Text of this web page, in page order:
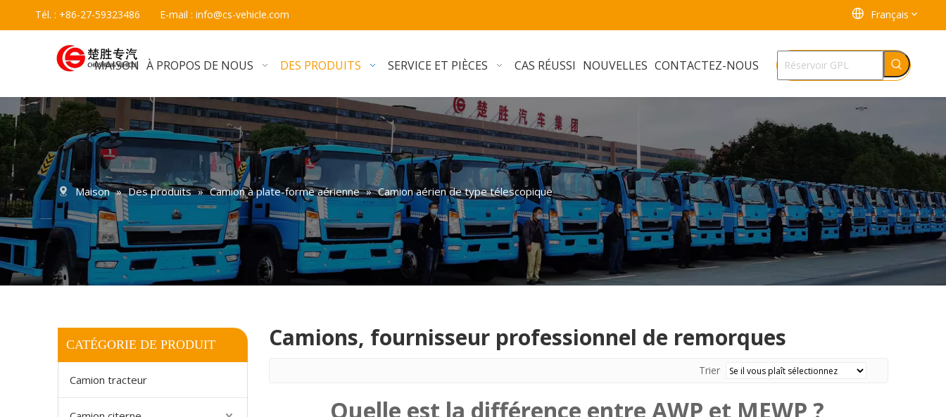
Tél. : +86-27-59323486 E-mail : info@cs-vehicle.com Français
MAISON À PROPOS DE NOUS DES PRODUITS SERVICE ET PIÈCES CAS RÉUSSI NOUVELLES CONTACTEZ-NOUS
Maison » Des produits » Camion à plate-forme aérienne » Camion aérien de type télescopique
CATÉGORIE DE PRODUIT
Camion tracteur
Camions, fournisseur professionnel de remorques
Trier
Quelle est la différence entre AWP et MEWP ?